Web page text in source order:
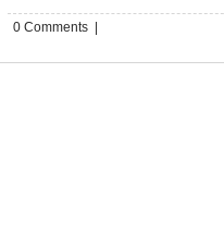
0 Comments |